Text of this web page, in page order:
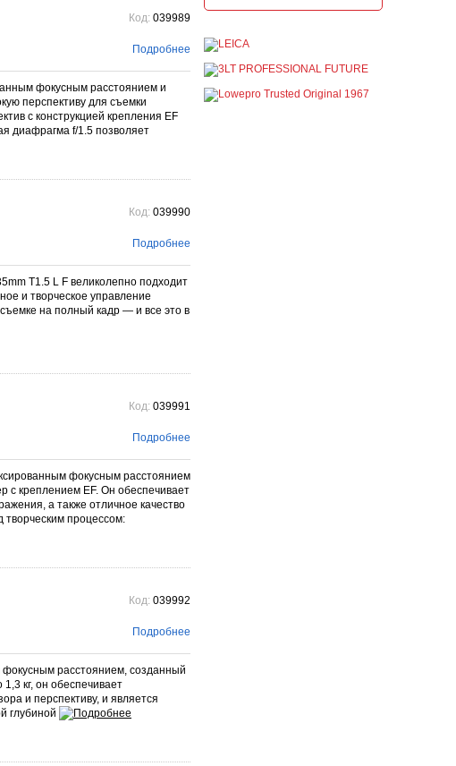
Код: 039989
Подробнее
фокусным расстоянием и
перспективу для съемки
с конструкцией крепления EF
диафрагма f/1.5 позволяет
Код: 039990
Подробнее
T1.5 L F великолепно подходит
и творческое управление
на полный кадр — и все это в
Код: 039991
Подробнее
фокусным расстоянием
с креплением EF. Он обеспечивает
а также отличное качество
творческим процессом:
Код: 039992
Подробнее
расстоянием, созданный
кг, он обеспечивает
и перспективу, и является
глубиной
Manfrotto, National
продукции Manfrotto, National
гарантиров...
Подробнее →